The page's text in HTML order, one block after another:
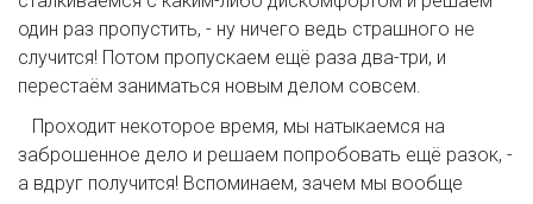
один раз пропустить, - ну ничего ведь страшного не
случится! Потом пропускаем ещё раза два-три, и
перестаём заниматься новым делом совсем.
Проходит некоторое время, мы натыкаемся на
заброшенное дело и решаем попробовать ещё разок, -
а вдруг получится! Вспоминаем, зачем мы вообще